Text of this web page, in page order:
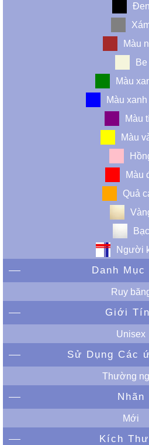
Đen
Màu
Be
Màu
Màu
Màu
Màu
Màu
Quả
Bạc
Người
Danh Mục
Ruy
Giới
Unisex
Sử Dụng Các
Thường
Nhãn
Mới
Kích